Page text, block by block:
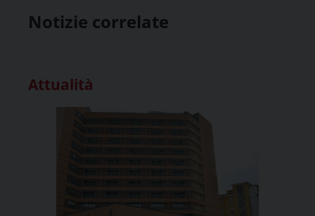
Notizie correlate
Attualità